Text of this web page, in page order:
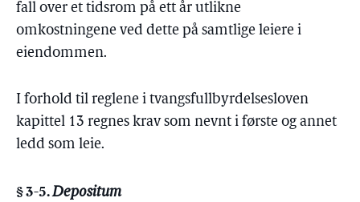
fall over et tidsrom på ett år utlikne
omkostningene ved dette på samtlige leiere i
eiendommen.
I forhold til reglene i tvangsfullbyrdelsesloven
kapittel 13 regnes krav som nevnt i første og annet
ledd som leie.
§ 3-5.Depositum